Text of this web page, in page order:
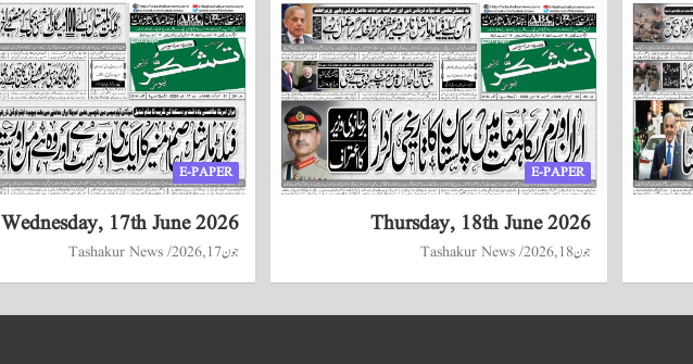
E-PAPER
Thursday, 18th June 2026
جون 18, 2026 Tashakur News
E-PAPER
Wednesday, 17th June 2026
جون 17, 2026 Tashakur News